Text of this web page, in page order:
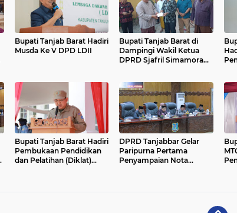
Bupati Tanjab Barat Hadiri
Musda Ke V DPD LDII
Bupati Tanjab Barat di
Dampingi Wakil Ketua
DPRD Sjafril Simamora
Bupati Tanjab Barat Hadiri
Pembukaan Pendidikan
dan Pelatihan (Diklat)
DPRD Tanjabbar Gelar
Paripurna Pertama
Penyampaian Nota